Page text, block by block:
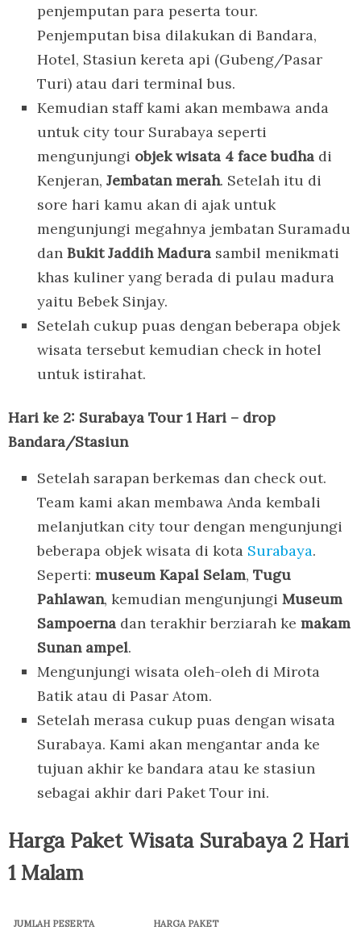
penjemputan para peserta tour.
Penjemputan bisa dilakukan di Bandara,
Hotel, Stasiun kereta api (Gubeng/Pasar
Turi) atau dari terminal bus.
Kemudian staff kami akan membawa anda
untuk city tour Surabaya seperti
mengunjungi objek wisata 4 face budha di
Kenjeran, Jembatan merah. Setelah itu di
sore hari kamu akan di ajak untuk
mengunjungi megahnya jembatan Suramadu
dan Bukit Jaddih Madura sambil menikmati
khas kuliner yang berada di pulau madura
yaitu Bebek Sinjay.
Setelah cukup puas dengan beberapa objek
wisata tersebut kemudian check in hotel
untuk istirahat.
Hari ke 2: Surabaya Tour 1 Hari – drop
Bandara/Stasiun
Setelah sarapan berkemas dan check out.
Team kami akan membawa Anda kembali
melanjutkan city tour dengan mengunjungi
beberapa objek wisata di kota Surabaya.
Seperti: museum Kapal Selam, Tugu
Pahlawan, kemudian mengunjungi Museum
Sampoerna dan terakhir berziarah ke makam
Sunan ampel.
Mengunjungi wisata oleh-oleh di Mirota
Batik atau di Pasar Atom.
Setelah merasa cukup puas dengan wisata
Surabaya. Kami akan mengantar anda ke
tujuan akhir ke bandara atau ke stasiun
sebagai akhir dari Paket Tour ini.
Harga Paket Wisata Surabaya 2 Hari
1 Malam
JUMLAH PESERTA HARGA PAKET